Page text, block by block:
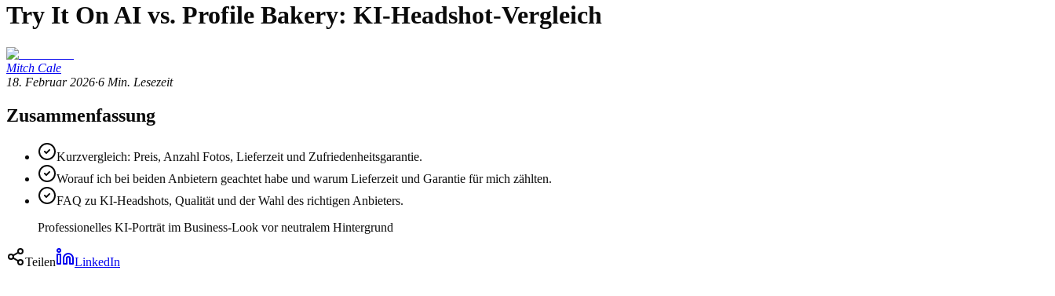
Try It On AI vs. Profile Bakery: KI-Headshot-Vergleich
Mitch Cale
18. Februar 2026·6 Min. Lesezeit
Zusammenfassung
Kurzvergleich: Preis, Anzahl Fotos, Lieferzeit und Zufriedenheitsgarantie.
Worauf ich bei beiden Anbietern geachtet habe und warum Lieferzeit und Garantie für mich zählten.
FAQ zu KI-Headshots, Qualität und der Wahl des richtigen Anbieters.
Professionelles KI-Porträt im Business-Look vor neutralem Hintergrund
Teilen LinkedIn